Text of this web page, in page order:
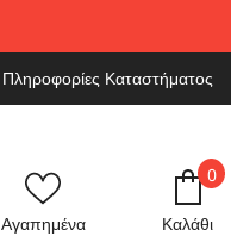
Πληροφορίες Καταστήματος
Αγαπημένα Καλάθι
00